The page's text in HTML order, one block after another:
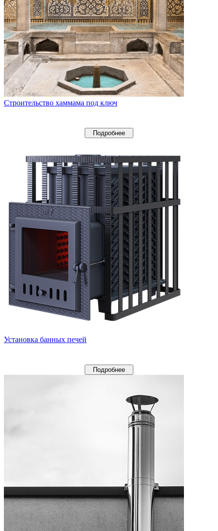
Строительство хаммама под ключ
Подробнее
Установка банных печей
Подробнее